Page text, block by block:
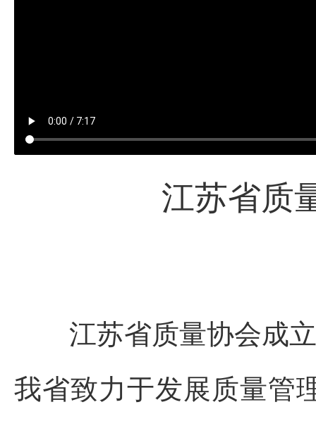
江苏省质
江苏省质量协会成立
我省致力于发展质量管